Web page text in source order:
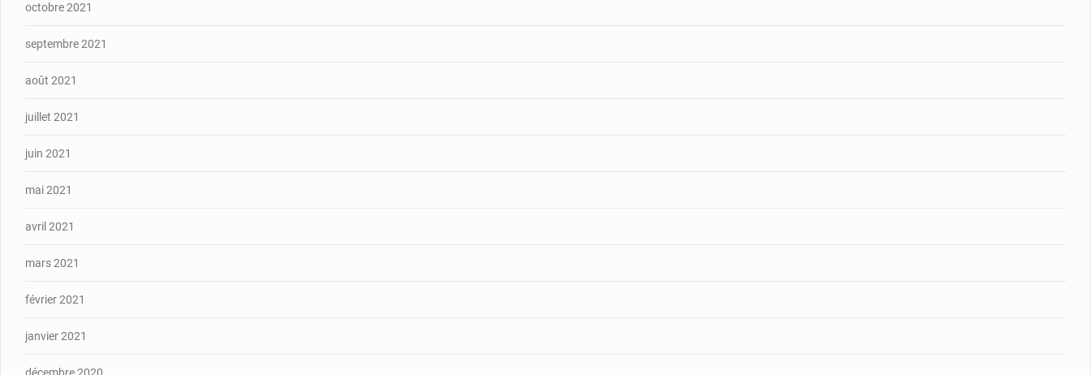
octobre 2021
septembre 2021
août 2021
juillet 2021
juin 2021
mai 2021
avril 2021
mars 2021
février 2021
janvier 2021